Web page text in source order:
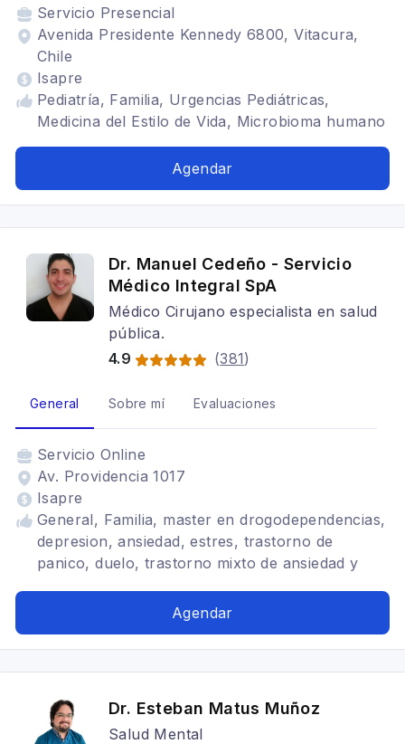
Servicio Presencial
Avenida Presidente Kennedy 6800, Vitacura,
Chile
Isapre
Pediatría, Familia, Urgencias Pediátricas,
Medicina del Estilo de Vida, Microbioma humano
Agendar
Dr. Manuel Cedeño - Servicio
Médico Integral SpA
Médico Cirujano especialista en salud
pública.
4.9
(381)
General Sobre mí Evaluaciones
Servicio Online
Av. Providencia 1017
Isapre
General, Familia, master en drogodependencias,
depresion, ansiedad, estres, trastorno de
panico, duelo, trastorno mixto de ansiedad y
Agendar
Dr. Esteban Matus Muñoz
Salud Mental